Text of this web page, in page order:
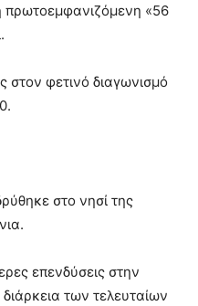
«56
στον φετινό διαγωνισμό
στο νησί της
επενδύσεις στην
των τελευταίων